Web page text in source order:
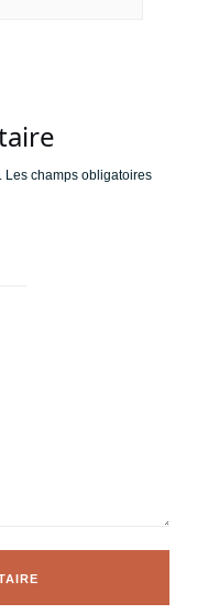
Les champs obligatoires